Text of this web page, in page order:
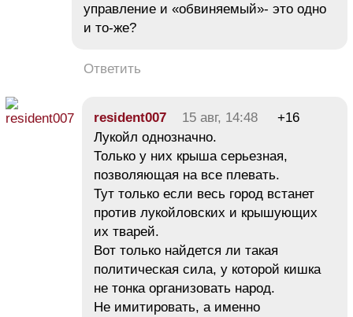
управление и «обвиняемый»- это одно
и то-же?
Ответить
resident007 15 авг, 14:48
+16
Лукойл однозначно.
Только у них крыша серьезная,
позволяющая на все плевать.
Тут только если весь город встанет
против лукойловских и крышующих
их тварей.
Вот только найдется ли такая
политическая сила, у которой кишка
не тонка организовать народ.
Не имитировать, а именно